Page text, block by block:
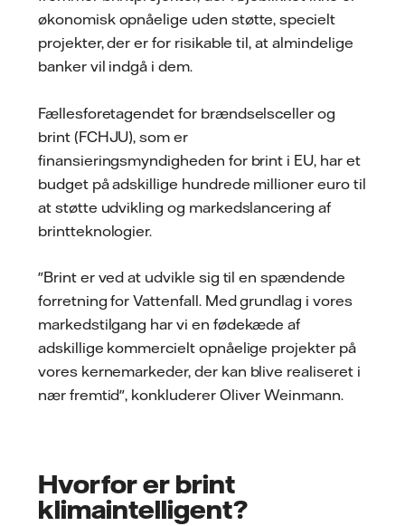
økonomisk opnåelige uden støtte, specielt
projekter, der er for risikable til, at almindelige
banker vil indgå i dem.
Fællesforetagendet for brændselsceller og
brint (FCHJU), som er
finansieringsmyndigheden for brint i EU, har et
budget på adskillige hundrede millioner euro til
at støtte udvikling og markedslancering af
brintteknologier.
"Brint er ved at udvikle sig til en spændende
forretning for Vattenfall. Med grundlag i vores
markedstilgang har vi en fødekæde af
adskillige kommercielt opnåelige projekter på
vores kernemarkeder, der kan blive realiseret i
nær fremtid", konkluderer Oliver Weinmann.
Hvorfor er brint
klimaintelligent?